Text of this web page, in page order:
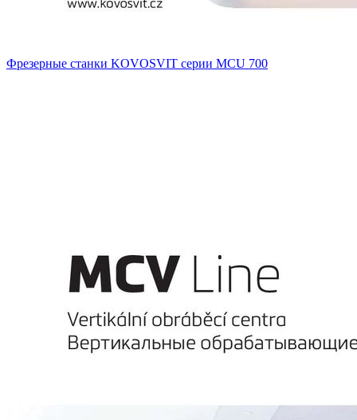
Фрезерные станки KOVOSVIT серии MCU 700